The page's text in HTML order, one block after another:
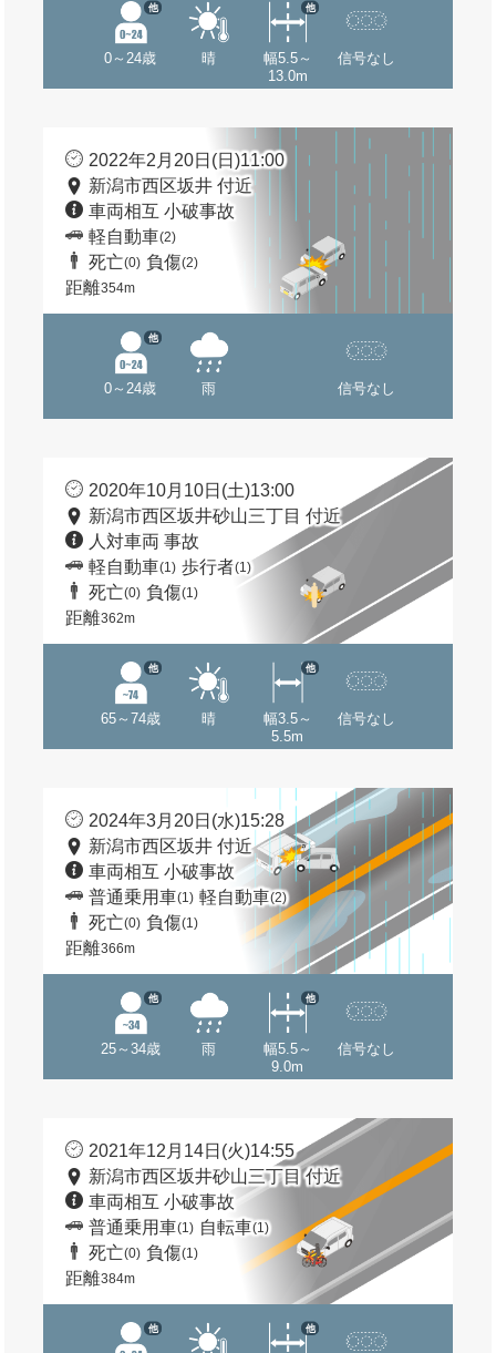
0～24歳
他
晴
幅5.5～
13.0m
他
信号なし
2022年2月20日(日)11:00
新潟市西区坂井 付近
車両相互 小破事故
軽自動車(2)
死亡(0) 負傷(2)
距離354m
0～24歳
他
雨 信号なし
2020年10月10日(土)13:00
新潟市西区坂井砂山三丁目 付近
人対車両 事故
軽自動車(1) 歩行者(1)
死亡(0) 負傷(1)
距離362m
65～74歳
他
晴
幅3.5～
5.5m
他
信号なし
2024年3月20日(水)15:28
新潟市西区坂井 付近
車両相互 小破事故
普通乗用車(1) 軽自動車(2)
死亡(0) 負傷(1)
距離366m
25～34歳
他
雨
幅5.5～
9.0m
他
信号なし
2021年12月14日(火)14:55
新潟市西区坂井砂山三丁目 付近
車両相互 小破事故
普通乗用車(1) 自転車(1)
死亡(0) 負傷(1)
距離384m
他 他